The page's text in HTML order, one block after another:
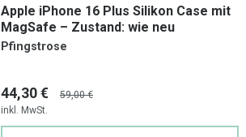
Apple iPhone 16 Plus Silikon Case mit
MagSafe – Zustand: wie neu
Pfingstrose
44,30 €
59,00 €
inkl. MwSt.